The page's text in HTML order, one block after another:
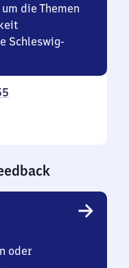
die Themen
Schleswig-
oder